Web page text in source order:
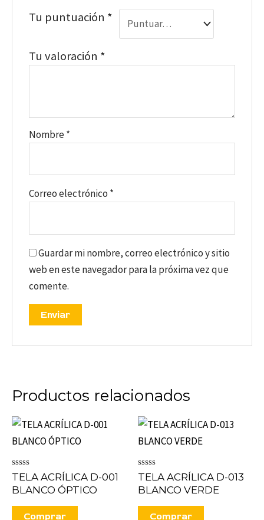
Tu puntuación *
Tu valoración *
Nombre*
Correo electrónico *
Guardar mi nombre, correo electrónico y sitio
web en este navegador para la próxima vez que
comente.
Productos relacionados
Valorado
en
0
5
TELA ACRÍLICA D-001
BLANCO ÓPTICO
Comprar
Valorado
en
0
5
TELA ACRÍLICA D-013
BLANCO VERDE
Comprar